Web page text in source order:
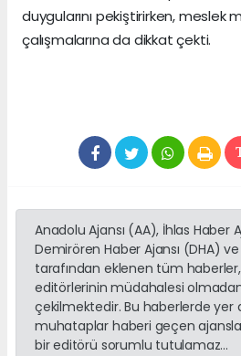
duygularını pekiştirirken, meslek
çalışmalarına da dikkat çekti.
Anadolu Ajansı (AA), İhlas Haber
Demirören Haber Ajansı (DHA)
tarafından eklenen tüm
editörlerinin müdahalesi
çekilmektedir. Bu haberlerde yer
muhataplar haberi geçen
bir editörü sorumlu tutulamaz...